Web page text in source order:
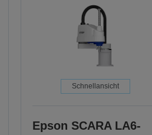
Schnellansicht
Epson SCARA LA6-